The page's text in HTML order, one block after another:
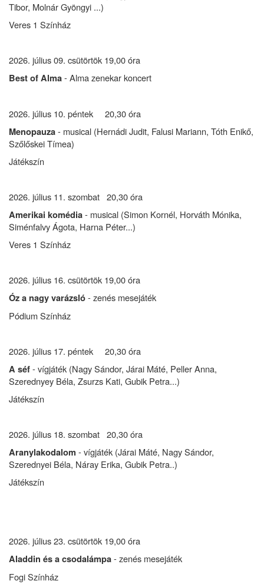
Tibor, Molnár Gyöngyi ...)
Veres 1 Színház
2026. július 09. csütörtök 19,00 óra
Best of Alma- Alma zenekar koncert
2026. július 10. péntek 20,30 óra
Menopauza- musical (Hernádi Judit, Falusi Mariann, Tóth Enikő,
Szőlőskei Tímea)
Játékszín
2026. július 11. szombat 20,30 óra
Amerikai komédia- musical (Simon Kornél, Horváth Mónika,
Siménfalvy Ágota, Harna Péter...)
Veres 1 Színház
2026. július 16. csütörtök 19,00 óra
Óz a nagy varázsló- zenés mesejáték
Pódium Színház
2026. július 17. péntek 20,30 óra
A séf- vígjáték (Nagy Sándor, Járai Máté, Peller Anna,
Szerednyey Béla, Zsurzs Kati, Gubik Petra...)
Játékszín
2026. július 18. szombat 20,30 óra
Aranylakodalom - vígjáték (Járai Máté, Nagy Sándor,
Szerednyei Béla, Náray Erika, Gubik Petra..)
Játékszín
2026. július 23. csütörtök 19,00 óra
Aladdin és a csodalámpa- zenés mesejáték
Fogi Színház